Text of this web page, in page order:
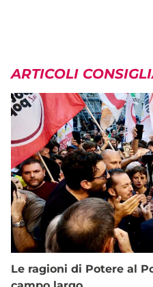
ARTICOLI
Le ragioni di Potere al